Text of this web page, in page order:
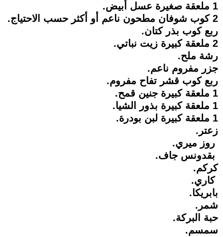
1 ملعقة صغيرة عسل أبيض.
2 كوب شوفان مطحون ناعم أو أكثر حسب الاحتياج.
ربع كوب بذر كتان.
2 ملعقة كبيرة زيت نباتي.
رشة ملح.
جزر مفروم ناعم.
ربع كوب قشر تفاح مفروم.
1 ملعقة كبيرة جنين قمح.
1 ملعقة كبيرة بذور الشيا.
1 ملعقة كبيرة لبن بودرة.
زعتر.
روز ميري.
بقدونس جاف.
كركم.
كاري.
بابريكا.
شمر.
حبة البركة.
سمسم.